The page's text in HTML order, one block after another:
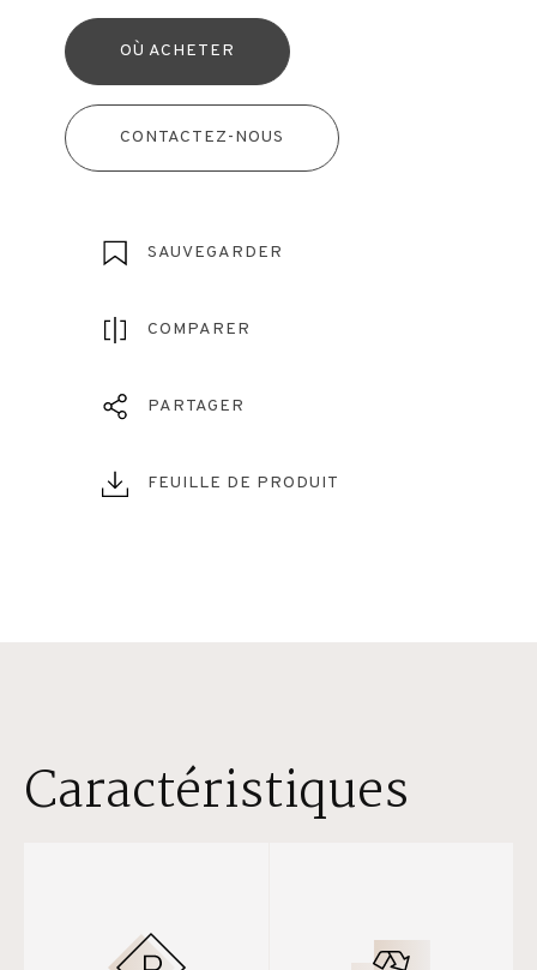
OÙ ACHETER
CONTACTEZ-NOUS
SAUVEGARDER
COMPARER
PARTAGER
FEUILLE DE PRODUIT
Caractéristiques